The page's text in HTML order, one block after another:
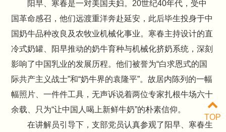
阳早、寒春是一对美国夫妇。20世纪40年代，受中
国革命感召，他们远渡重洋奔赴延安，此后毕生投身于中
国奶牛品种改良及农牧业机械化事业。寒春主持设计的直
冷式奶罐、阳早推动的奶牛育种与机械化挤奶系统，深刻
影响了中国乳业的发展历程。他们被誉为“白求恩式的国
际共产主义战士”和“奶牛界的袁隆平”。故居内陈列的一幅
幅照片、一件件工具，无声诉说着两位专家扎根牛场六十
余载、只为“让中国人喝上新鲜牛奶”的朴素信仰。
在讲解员引导下，支部党员认真参观了阳早、寒春生
TOP